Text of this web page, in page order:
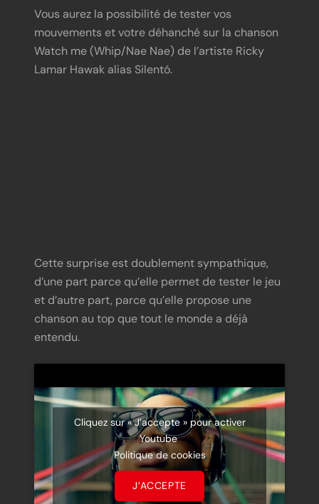
Vous aurez la possibilité de tester vos
mouvements et votre déhanché sur la chanson
Watch me (Whip/Nae Nae) de l’artiste Ricky
Lamar Hawak alias Silentó.
v=yJ5EInSuMd0
Cette surprise est doublement sympathique,
d’une part parce qu’elle permet de tester le jeu
et d’autre part, parce qu’elle propose une
chanson au top que tout le monde a déjà
entendu.
Cliquez sur « J’accepte » pour activer
Youtube
Politique de cookies
J’ACCEPTE